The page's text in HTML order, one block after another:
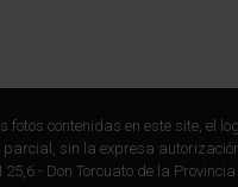
fotos contenidas en este site, el
sin la expresa
- Don Torcuato de la